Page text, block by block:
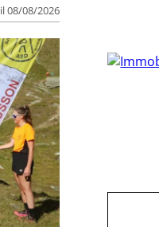
il 08/08/2026